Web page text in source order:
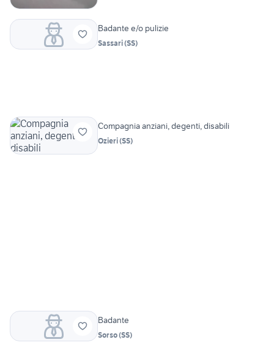
Badante e/o pulizie
Sassari(SS)
Compagnia anziani, degenti, disabili
Ozieri(SS)
Badante
Sorso(SS)